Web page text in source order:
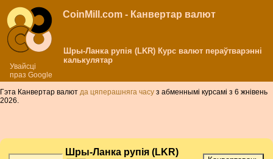
Увайсці
праз Google
CoinMill.com - Канвертар валют
Шры-Ланка рупія (LKR) Курс валют пераўтварэнні
калькулятар
Гэта Канвертар валют да цяперашняга часу з абменнымі курсамі з 6 жнівень
2026.
Шры-Ланка рупія (LKR)